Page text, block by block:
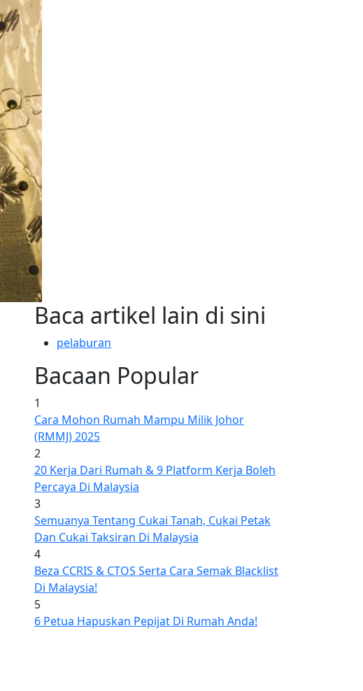
Baca artikel lain di sini
pelaburan
Bacaan Popular
1
Cara Mohon Rumah Mampu Milik Johor
(RMMJ) 2025
2
20 Kerja Dari Rumah & 9 Platform Kerja Boleh
Percaya Di Malaysia
3
Semuanya Tentang Cukai Tanah, Cukai Petak
Dan Cukai Taksiran Di Malaysia
4
Beza CCRIS & CTOS Serta Cara Semak Blacklist
Di Malaysia!
5
6 Petua Hapuskan Pepijat Di Rumah Anda!